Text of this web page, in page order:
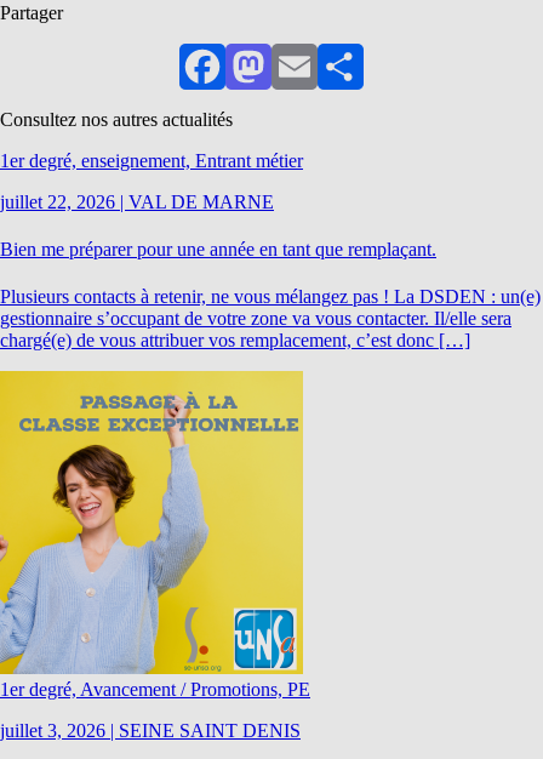
Partager
FacebookMastodon
EmailPartager
Consultez nos autres actualités
1er degré, enseignement, Entrant métier
juillet 22, 2026 | VAL DE MARNE
Bien me préparer pour une année en tant que remplaçant.
Plusieurs contacts à retenir, ne vous mélangez pas ! La DSDEN : un(e)
gestionnaire s’occupant de votre zone va vous contacter. Il/elle sera
chargé(e) de vous attribuer vos remplacement, c’est donc […]
1er degré, Avancement / Promotions, PE
juillet 3, 2026 | SEINE SAINT DENIS